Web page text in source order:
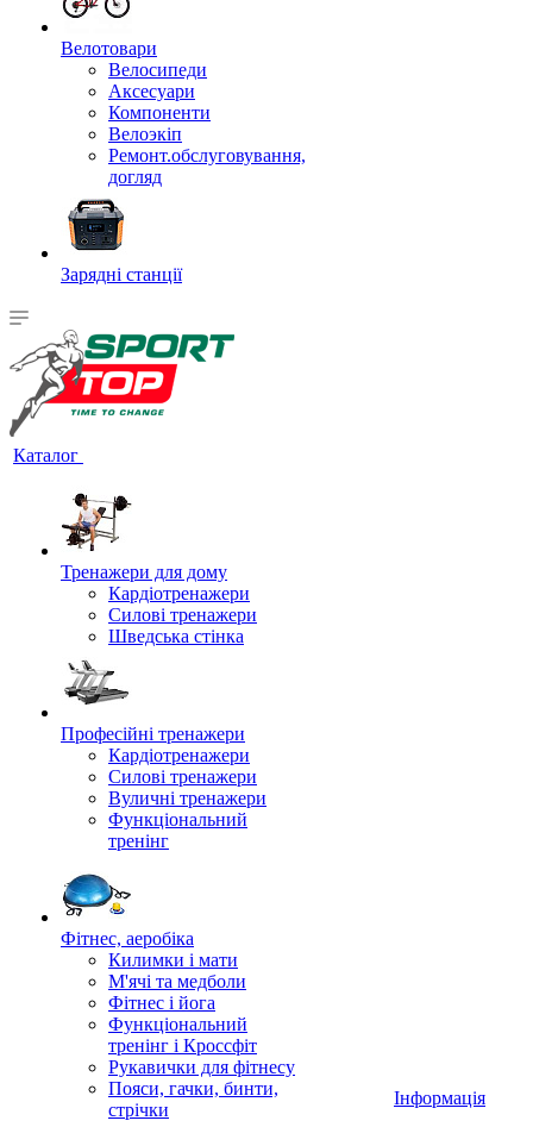
Велотовари
Велосипеди
Аксесуари
Компоненти
Велоэкіп
Ремонт.обслуговування,
догляд
Зарядні станції
Каталог
Тренажери для дому
Кардіотренажери
Силові тренажери
Шведська стінка
Професійні тренажери
Кардіотренажери
Силові тренажери
Вуличні тренажери
Функціональний
тренінг
Фітнес, аеробіка
Килимки і мати
М'ячі та медболи
Фітнес і йога
Функціональний
тренінг і Кроссфіт
Рукавички для фітнесу
Пояси, гачки, бинти,
стрічки
Інформація